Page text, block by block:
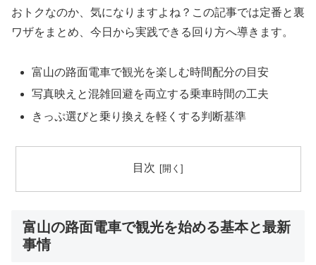
おトクなのか、気になりますよね？この記事では定番と裏
ワザをまとめ、今日から実践できる回り方へ導きます。
富山の路面電車で観光を楽しむ時間配分の目安
写真映えと混雑回避を両立する乗車時間の工夫
きっぷ選びと乗り換えを軽くする判断基準
目次
富山の路面電車で観光を始める基本と最新
事情